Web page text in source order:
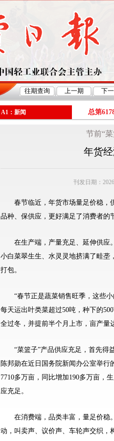
A1：新闻 总第
节前“
年货
刊发日期：
春节临近，年货市场量足价稳，
品种、保供应，更好满足了消费者的
在生产端，产量充足、延伸供应。
小白菜翠生生、水灵灵地挤满了畦垄
打包。
“春节正是蔬菜销售旺季，这些小
每天运出叶类菜超过50吨，种下的
全过冬，并提前半个月上市，亩产量
“菜篮子”产品供应充足，首先得
陈邦勋在近日国务院新闻办公室举行
7710多万亩，同比增加190多万亩，
应充足。
在消费端，品类丰富，量足价稳
动，叫卖声、议价声、车轮声交织，